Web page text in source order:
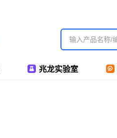
兆龙实验室